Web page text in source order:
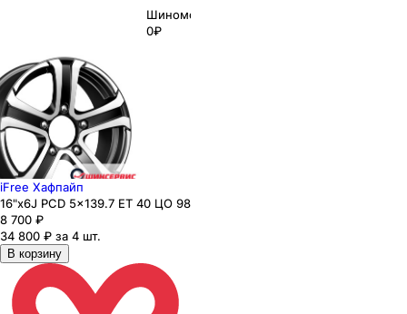
Шиномонтаж
0₽
iFree Хафпайп
16"x6J PCD 5x139.7 ЕТ 40 ЦО 98
8 700 ₽
34 800 ₽ за 4 шт.
В корзину